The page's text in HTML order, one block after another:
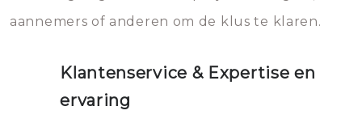
aannemers of anderen om de klus te klaren.
Klantenservice & Expertise en
ervaring